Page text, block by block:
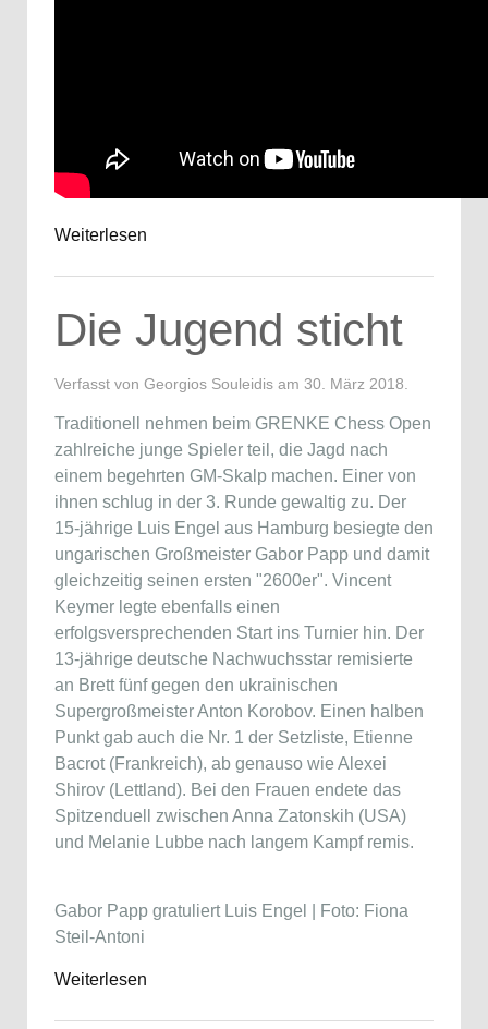
Weiterlesen
Die Jugend sticht
Verfasst von Georgios Souleidis am 30. März 2018
Traditionell nehmen beim GRENKE Chess Open
zahlreiche junge Spieler teil, die Jagd nach
einem begehrten GM-Skalp machen. Einer von
ihnen schlug in der 3. Runde gewaltig zu. Der
15-jährige Luis Engel aus Hamburg besiegte den
ungarischen Großmeister Gabor Papp und damit
gleichzeitig seinen ersten "2600er". Vincent
Keymer legte ebenfalls einen
erfolgsversprechenden Start ins Turnier hin. Der
13-jährige deutsche Nachwuchsstar remisierte
an Brett fünf gegen den ukrainischen
Supergroßmeister Anton Korobov. Einen halben
Punkt gab auch die Nr. 1 der Setzliste, Etienne
Bacrot (Frankreich), ab genauso wie Alexei
Shirov (Lettland). Bei den Frauen endete das
Spitzenduell zwischen Anna Zatonskih (USA)
und Melanie Lubbe nach langem Kampf remis.
Gabor Papp gratuliert Luis Engel | Foto: Fiona
Steil-Antoni
Weiterlesen